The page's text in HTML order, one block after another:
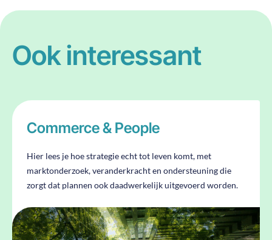
Ook interessant
Commerce & People
Hier lees je hoe strategie echt tot leven komt, met
marktonderzoek, veranderkracht en ondersteuning die
zorgt dat plannen ook daadwerkelijk uitgevoerd worden.